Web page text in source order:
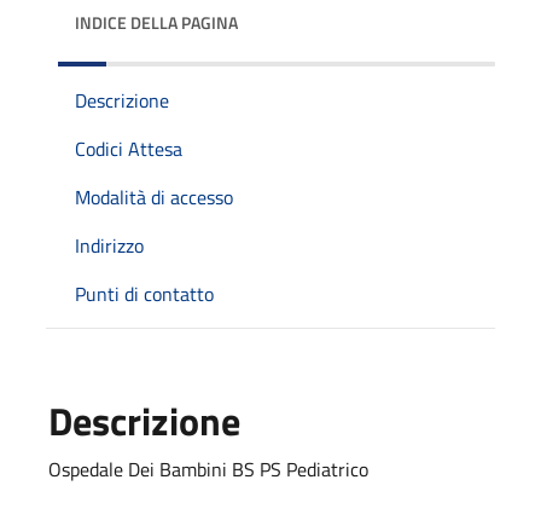
INDICE DELLA PAGINA
Descrizione
Codici Attesa
Modalità di accesso
Indirizzo
Punti di contatto
Descrizione
Ospedale Dei Bambini BS PS Pediatrico